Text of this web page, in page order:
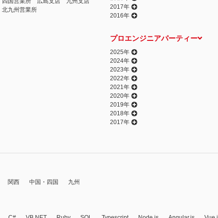
北九州営業所
2017年
2016年
プロエンジニアパーティー
2025年
2024年
2023年
2022年
2021年
2020年
2019年
2018年
2017年
関西 中国・四国 九州